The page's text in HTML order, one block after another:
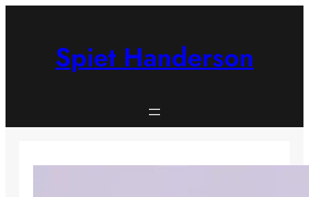
Spiet Handerson